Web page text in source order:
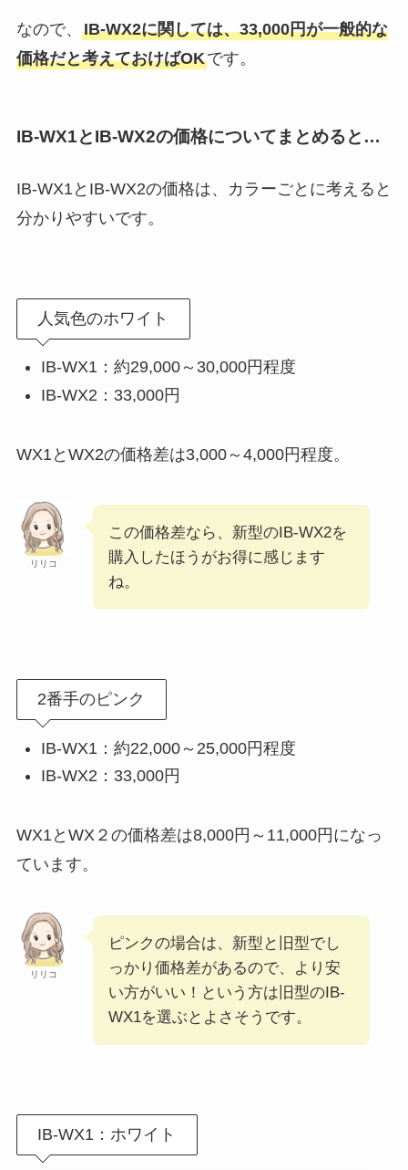
なので、 IB-WX2に関しては、33,000円が一般的な
価格だと考えておけばOKです。
IB-WX1とIB-WX2の価格についてまとめると…
IB-WX1とIB-WX2の価格は、カラーごとに考えると
分かりやすいです。
人気色のホワイト
IB-WX1：約29,000～30,000円程度
IB-WX2：33,000円
WX1とWX2の価格差は3,000～4,000円程度。
リリコ
この価格差なら、新型のIB-WX2を
購入したほうがお得に感じます
ね。
2番手のピンク
IB-WX1：約22,000～25,000円程度
IB-WX2：33,000円
WX1とWX２の価格差は8,000円～11,000円になっ
ています。
リリコ
ピンクの場合は、新型と旧型でし
っかり価格差があるので、より安
い方がいい！という方は旧型のIB-
WX1を選ぶとよさそうです。
IB-WX1：ホワイト